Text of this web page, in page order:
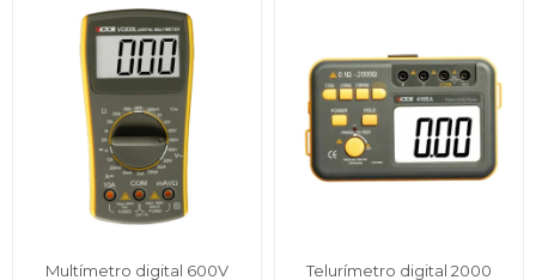
Multímetro digital 600V Telurímetro digital 2000